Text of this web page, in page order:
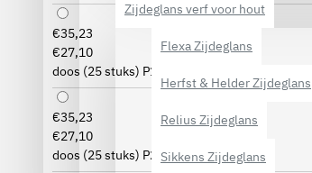
Zijdeglans verf voor hout
Flexa Zijdeglans
Herfst & Helder Zijdeglans
Relius Zijdeglans
Sikkens Zijdeglans
€35,23
€27,10
doos (25 stuks) P180
€35,23
€27,10
doos (25 stuks) P220